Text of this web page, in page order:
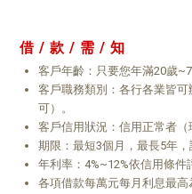
借 / 款 / 需 / 知
客戶年齡：只要您年滿20歲
客戶職務類別：各行各業皆
可）。
客戶信用狀況：信用正常者（
期限：最短3個月，最長5年，
年利率：4%~12%依信用條件
各項借款每萬元每月利息最高